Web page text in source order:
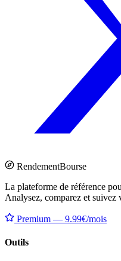
RendementBourse
La plateforme de référence
Analysez, comparez et suivez
Premium — 9.99€/mois
Outils